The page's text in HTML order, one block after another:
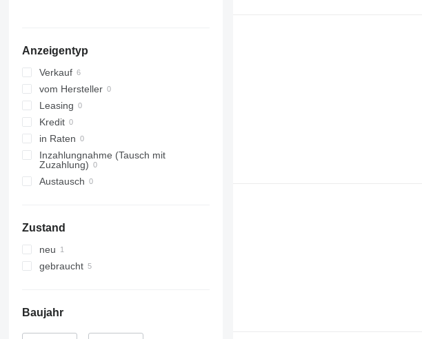
Anzeigentyp
Verkauf
vom Hersteller
Leasing
Kredit
in Raten
Inzahlungnahme (Tausch mit
Zuzahlung)
Austausch
Zustand
neu
gebraucht
Baujahr